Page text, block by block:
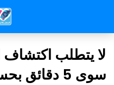
لا يتطلب اكتشاف
سوى 5 دقائق بحسب دراسة علمية